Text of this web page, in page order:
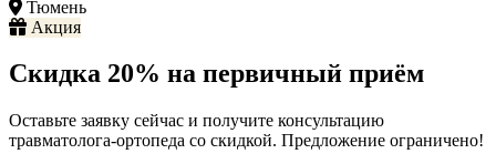
Тюмень
Акция
Скидка 20% на первичный приём
Оставьте заявку сейчас и получите консультацию
травматолога-ортопеда со скидкой. Предложение ограничено!